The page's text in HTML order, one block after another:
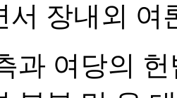
서 장내외 여
과 여당의